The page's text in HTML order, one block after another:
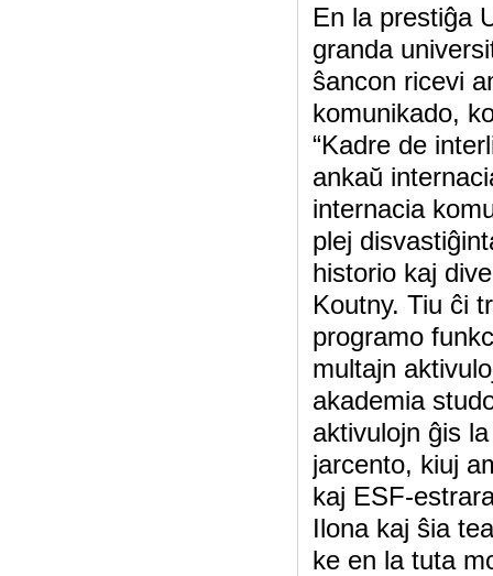
En la prestiĝa
granda
ŝancon ricevi
komunikado,
“Kadre de
ankaŭ
internacia
plej
historio kaj
Koutny. Tiu ĉi
programo
multajn
akademia
aktivulojn ĝis
jarcento, kiuj
kaj ESF-
Ilona kaj ŝia
ke en la tuta